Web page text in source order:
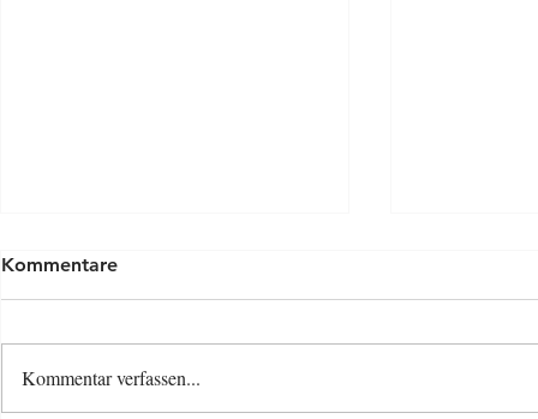
Kommentare
Kommentar verfassen...